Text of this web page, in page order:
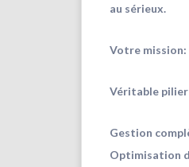
au sérieux.
Votre mission:
Véritable pilier
Gestion
Optimisation